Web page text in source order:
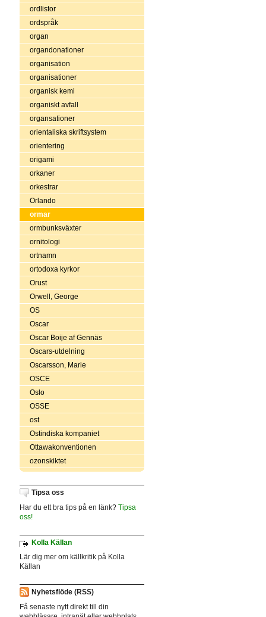
ordlistor
ordspråk
organ
organdonationer
organisation
organisationer
organisk kemi
organiskt avfall
organsationer
orientaliska skriftsystem
orientering
origami
orkaner
orkestrar
Orlando
ormar
ormbunksväxter
ornitologi
ortnamn
ortodoxa kyrkor
Orust
Orwell, George
OS
Oscar
Oscar Boije af Gennäs
Oscars-utdelning
Oscarsson, Marie
OSCE
Oslo
OSSE
ost
Ostindiska kompaniet
Ottawakonventionen
ozonskiktet
Tipsa oss
Har du ett bra tips på en länk? Tipsa
oss!
Kolla Källan
Lär dig mer om källkritik på Kolla
Källan
Nyhetsflöde (RSS)
Få senaste nytt direkt till din